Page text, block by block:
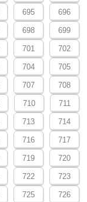
695 696
698 699
701 702
704 705
707 708
710 711
713 714
716 717
719 720
722 723
725 726